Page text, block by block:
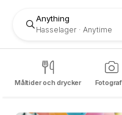
Anything
Hasselager Anytime
Måltider och drycker